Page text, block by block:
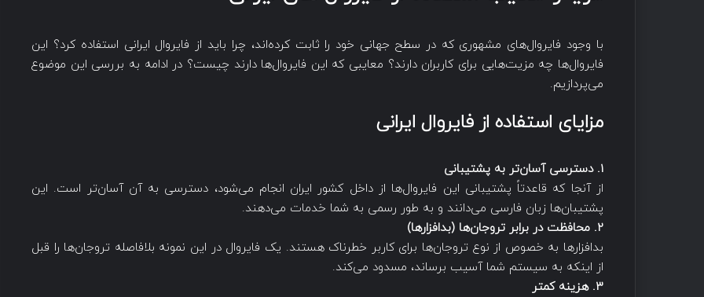
با وجود فایروال‌های مشهوری که در سطح جهانی خود را ثابت کرده‌اند، چرا باید از فایروال ایرانی استفاده کرد؟ این
فایروال‌ها چه مزیت‌هایی برای کاربران دارند؟ معایبی که این فایروال‌ها دارند چیست؟ در ادامه به بررسی این موضوع
می‌پردازیم.
مزایای استفاده از فایروال ایرانی
1. دسترسی آسان‌تر به پشتیبانی
از آنجا که قاعدتاً پشتیبانی این فایروال‌ها از داخل کشور ایران انجام می‌شود، دسترسی به آن آسان‌تر است. این
پشتیبان‌ها زبان فارسی می‌دانند و به طور رسمی به شما خدمات می‌دهند.
2. محافظت در برابر تروجان‌ها (بدافزارها)
بدافزارها به خصوص از نوع تروجان‌ها برای کاربر خطرناک هستند. یک فایروال در این نمونه بلافاصله تروجان‌ها را قبل
از اینکه به سیستم شما آسیب برساند، مسدود می‌کند.
3. هزینه کمتر